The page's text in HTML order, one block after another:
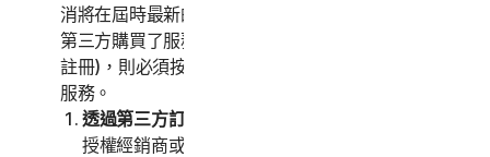
消將在屆時最新的訂閱期間結束時生效。如果閣下透過
第三方購買了服務 (例如，閣下透過雇主或其他第三方
註冊)，則必須按照第三方的指示直接與該第三方終止
服務。
透過第三方訂閱時取消。
授權經銷商或閣下的雇主) 購買了訂購授權並且希望